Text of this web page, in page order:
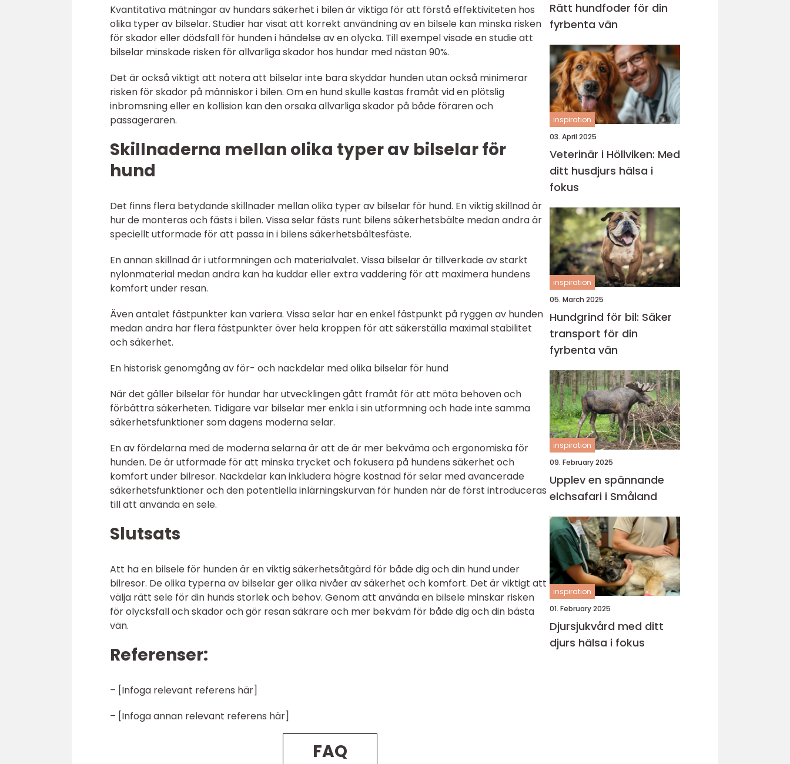
Kvantitativa mätningar av hundars säkerhet i bilen är viktiga för att förstå effektiviteten hos
olika typer av bilselar. Studier har visat att korrekt användning av en bilsele kan minska risken
för skador eller dödsfall för hunden i händelse av en olycka. Till exempel visade en studie att
bilselar minskade risken för allvarliga skador hos hundar med nästan 90%.
Det är också viktigt att notera att bilselar inte bara skyddar hunden utan också minimerar
risken för skador på människor i bilen. Om en hund skulle kastas framåt vid en plötslig
inbromsning eller en kollision kan den orsaka allvarliga skador på både föraren och
passageraren.
Skillnaderna mellan olika typer av bilselar för
hund
Det finns flera betydande skillnader mellan olika typer av bilselar för hund. En viktig skillnad är
hur de monteras och fästs i bilen. Vissa selar fästs runt bilens säkerhetsbälte medan andra är
speciellt utformade för att passa in i bilens säkerhetsbältesfäste.
En annan skillnad är i utformningen och materialvalet. Vissa bilselar är tillverkade av starkt
nylonmaterial medan andra kan ha kuddar eller extra vaddering för att maximera hundens
komfort under resan.
Även antalet fästpunkter kan variera. Vissa selar har en enkel fästpunkt på ryggen av hunden
medan andra har flera fästpunkter över hela kroppen för att säkerställa maximal stabilitet
och säkerhet.
En historisk genomgång av för- och nackdelar med olika bilselar för hund
När det gäller bilselar för hundar har utvecklingen gått framåt för att möta behoven och
förbättra säkerheten. Tidigare var bilselar mer enkla i sin utformning och hade inte samma
säkerhetsfunktioner som dagens moderna selar.
En av fördelarna med de moderna selarna är att de är mer bekväma och ergonomiska för
hunden. De är utformade för att minska trycket och fokusera på hundens säkerhet och
komfort under bilresor. Nackdelar kan inkludera högre kostnad för selar med avancerade
säkerhetsfunktioner och den potentiella inlärningskurvan för hunden när de först introduceras
till att använda en sele.
Slutsats
Att ha en bilsele för hunden är en viktig säkerhetsåtgärd för både dig och din hund under
bilresor. De olika typerna av bilselar ger olika nivåer av säkerhet och komfort. Det är viktigt att
välja rätt sele för din hunds storlek och behov. Genom att använda en bilsele minskar risken
för olycksfall och skador och gör resan säkrare och mer bekväm för både dig och din bästa
vän.
Referenser:
– [Infoga relevant referens här]
– [Infoga annan relevant referens här]
FAQ
Rätt hundfoder för din
fyrbenta vän
inspiration
03. April 2025
Veterinär i Höllviken: Med
ditt husdjurs hälsa i
fokus
inspiration
05. March 2025
Hundgrind för bil: Säker
transport för din
fyrbenta vän
inspiration
09. February 2025
Upplev en spännande
elchsafari i Småland
inspiration
01. February 2025
Djursjukvård med ditt
djurs hälsa i fokus